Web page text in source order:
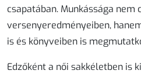
csapatában. Munkássága nem
versenyeredményeiben,
is és könyveiben is
Edzőként a női sakkéletben is